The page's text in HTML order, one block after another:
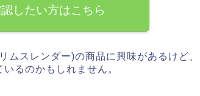
したい方はこちら
スレンダー)の商品に興味があるけど、
るのかもしれません。